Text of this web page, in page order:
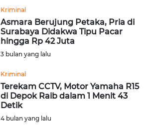
Kriminal
Asmara Berujung Petaka, Pria di
Surabaya Didakwa Tipu Pacar
hingga Rp 42 Juta
3 bulan yang lalu
Kriminal
Terekam CCTV, Motor Yamaha R15
di Depok Raib dalam 1 Menit 43
Detik
4 bulan yang lalu